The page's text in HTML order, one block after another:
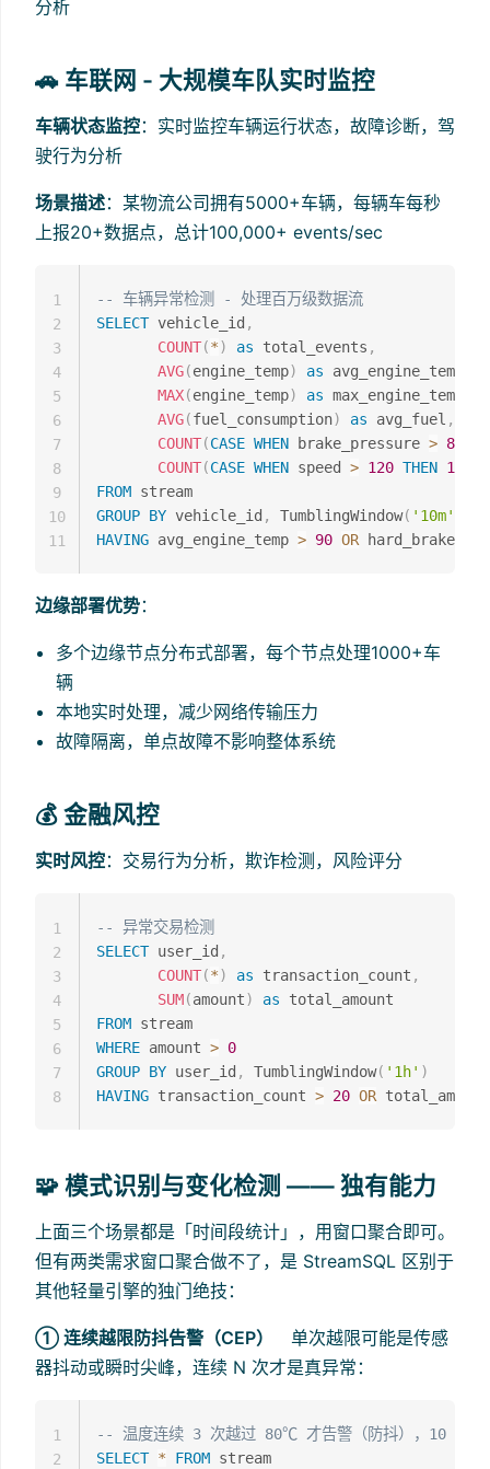
分析
🚗 车联网 - 大规模车队实时监控
车辆状态监控：实时监控车辆运行状态，故障诊断，驾
驶行为分析
场景描述：某物流公司拥有5000+车辆，每辆车每秒
上报20+数据点，总计100,000+ events/sec
-- 车辆异常检测 - 处理百万级数据流
SELECT vehicle_id ,
COUNT(*) as total_events ,
AVG(engine_temp) as avg_engine_temp
MAX(engine_temp) as max_engine_temp
AVG(fuel_consumption) as avg_fuel ,
COUNT(CASE WHEN brake_pressure > 80
COUNT(CASE WHEN speed > 120 THEN 1
FROM
GROUP BY vehicle_id , TumblingWindow( '10m'
HAVING avg_engine_temp > 90 OR
1
2
3
4
5
6
7
8
9
10
11
边缘部署优势：
多个边缘节点分布式部署，每个节点处理1000+车
辆
本地实时处理，减少网络传输压力
故障隔离，单点故障不影响整体系统
💰 金融风控
实时风控：交易行为分析，欺诈检测，风险评分
-- 异常交易检测
SELECT user_id ,
COUNT(*) as transaction_count ,
SUM(amount) as
FROM
WHERE amount > 0
GROUP BY user_id , TumblingWindow( '1h' )
HAVING transaction_count > 20 OR
1
2
3
4
5
6
7
8
🧩 模式识别与变化检测 —— 独有能力
上面三个场景都是「时间段统计」，用窗口聚合即可。
但有两类需求窗口聚合做不了，是 StreamSQL 区别于
其他轻量引擎的独门绝技：
① 连续越限防抖告警（CEP）
单次越限可能是传感
器抖动或瞬时尖峰，连续 N 次才是真异常：
-- 温度连续 3 次越过 80℃ 才告警（防抖），10 分钟
SELECT * FROM stream
1
2